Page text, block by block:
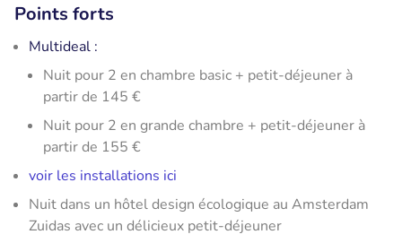
Points forts
Multideal :
Nuit pour 2 en chambre basic + petit-déjeuner à
partir de 145 €
Nuit pour 2 en grande chambre + petit-déjeuner à
partir de 155 €
voir les installations ici
Nuit dans un hôtel design écologique au Amsterdam
Zuidas avec un délicieux petit-déjeuner